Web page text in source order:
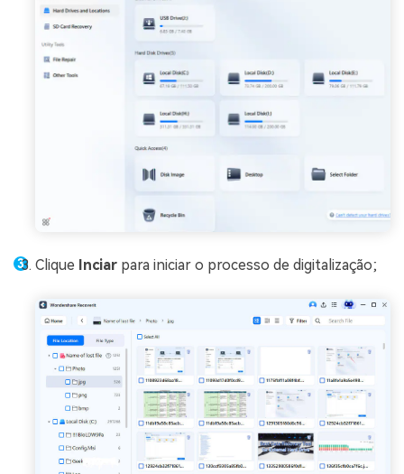
Clique Inciar para iniciar o processo de digitalização;